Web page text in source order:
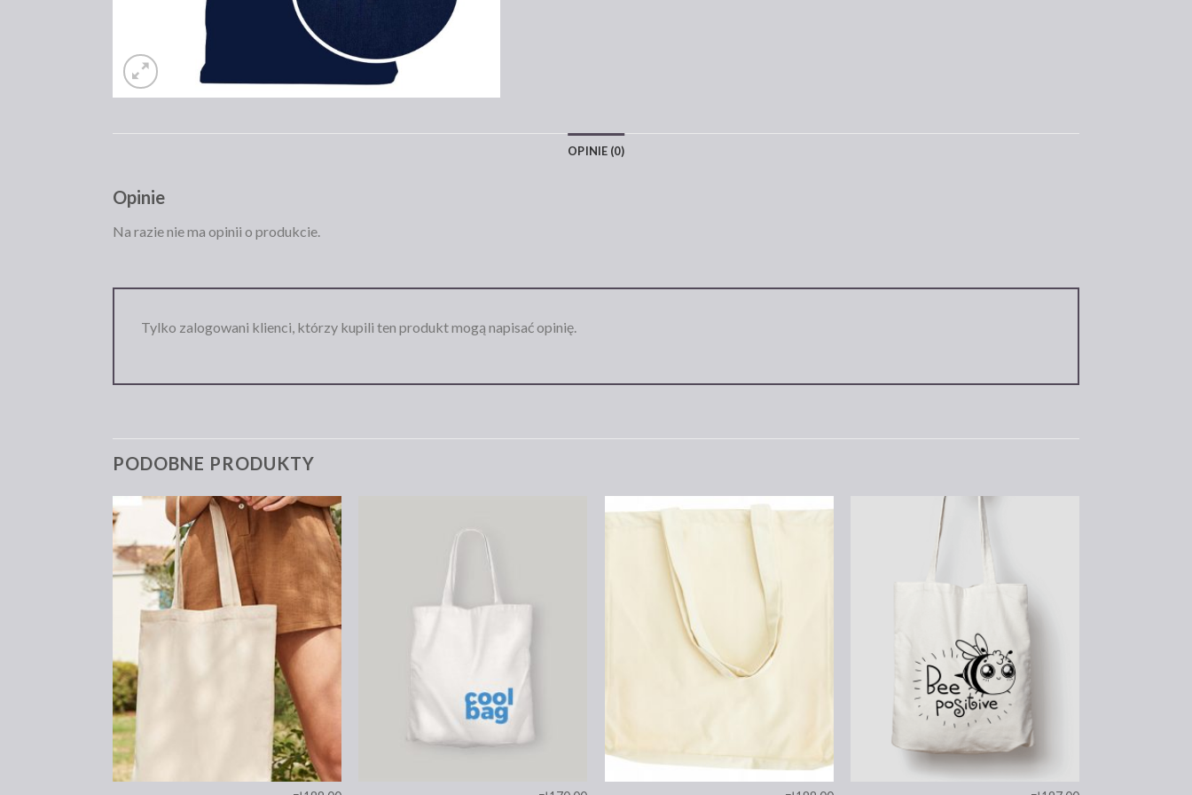
OPINIE (0)
Opinie
Na razie nie ma opinii o produkcie.
Tylko zalogowani klienci, którzy kupili ten produkt mogą napisać opinię.
PODOBNE PRODUKTY